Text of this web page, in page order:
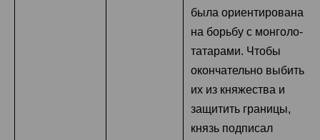
была ориентирована
на борьбу с монголо-
татарами. Чтобы
окончательно выбить
их из княжества и
защитить границы,
князь подписал